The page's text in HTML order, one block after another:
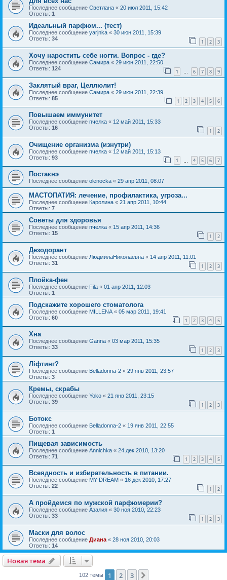
Последнее сообщение Светлана « 20 июл 2011, 15:42
Ответы: 1
Идеальный парфюм... (тест)
Последнее сообщение yarjnka « 30 июн 2011, 15:39
Ответы: 34 1 2 3
Хочу наростить себе ногти. Вопрос - где?
Последнее сообщение Самира « 29 июн 2011, 22:50
Ответы: 124 1 6 7 8 9
Заклятый враг, Целлюлит!
Последнее сообщение Самира « 29 июн 2011, 22:39
Ответы: 85 1 2 3 4 5 6
Повышаем иммунитет
Последнее сообщение пчелка « 12 май 2011, 15:33
Ответы: 16 1 2
Очищение организма (изнутри)
Последнее сообщение пчелка « 12 май 2011, 15:13
Ответы: 93 1 4 5 6 7
Постакнэ
Последнее сообщение olenocka « 29 апр 2011, 08:07
МАСТОПАТИЯ: лечение, профилактика, угроза...
Последнее сообщение Каролина « 21 апр 2011, 10:44
Ответы: 7
Советы для здоровья
Последнее сообщение пчелка « 15 апр 2011, 14:36
Ответы: 15 1 2
Дезодорант
Последнее сообщение ЛюдмилаНиколаевна « 14 апр 2011, 11:01
Ответы: 31 1 2 3
Плойка-фен
Последнее сообщение Fila « 01 апр 2011, 12:03
Ответы: 1
Подскажите хорошего стоматолога
Последнее сообщение MILLENA « 05 мар 2011, 19:41
Ответы: 60 1 2 3 4 5
Хна
Последнее сообщение Ganna « 03 мар 2011, 15:35
Ответы: 33 1 2 3
Ліфтинг?
Последнее сообщение Belladonna-2 « 29 янв 2011, 23:57
Ответы: 3
Кремы, скрабы
Последнее сообщение Yoko « 21 янв 2011, 23:15
Ответы: 39 1 2 3
Ботокс
Последнее сообщение Belladonna-2 « 19 янв 2011, 22:55
Ответы: 1
Пищевая зависимость
Последнее сообщение Annichka « 24 дек 2010, 13:20
Ответы: 71 1 2 3 4 5
Всеядность и избирательность в питании.
Последнее сообщение MY-DREAM « 16 дек 2010, 17:27
Ответы: 22 1 2
А пройдемся по мужской парфюмерии?
Последнее сообщение Азалия « 30 ноя 2010, 22:23
Ответы: 33 1 2 3
Маски для волос
Последнее сообщение Диана « 28 ноя 2010, 20:03
Ответы: 14
Новая тема
102 темы 1 2 3